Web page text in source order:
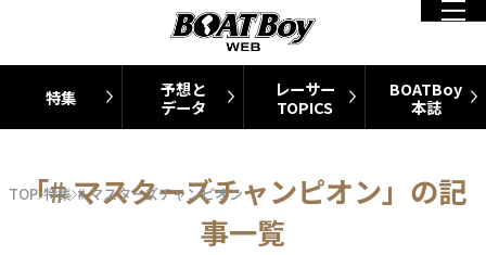
特集
予想と
データ
レーサー
TOPICS
BOATBoy
本誌
TOP 特集 # マスターズチャンピオン
「# マスターズチャンピオン」の記
事一覧